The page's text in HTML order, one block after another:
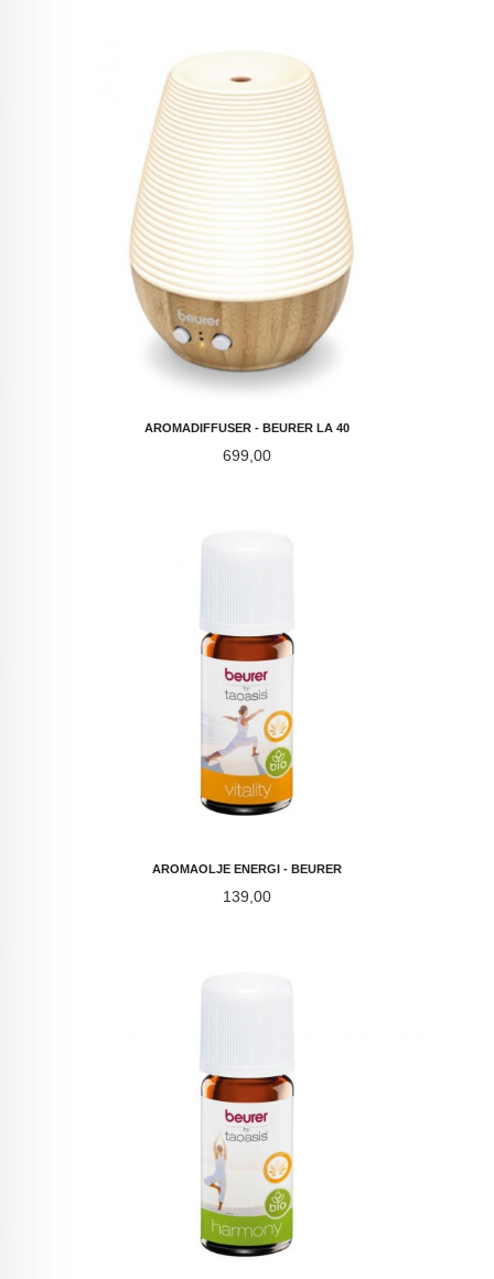
AROMADIFFUSER - BEURER LA 40
Pris
699,00
AROMAOLJE ENERGI - BEURER
Pris
139,00